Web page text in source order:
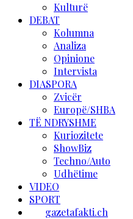
Kulturë
DEBAT
Kolumna
Analiza
Opinione
Intervista
DIASPORA
Zvicër
Europë/SHBA
TË NDRYSHME
Kuriozitete
ShowBiz
Techno/Auto
Udhëtime
VIDEO
SPORT
gazetafakti.ch